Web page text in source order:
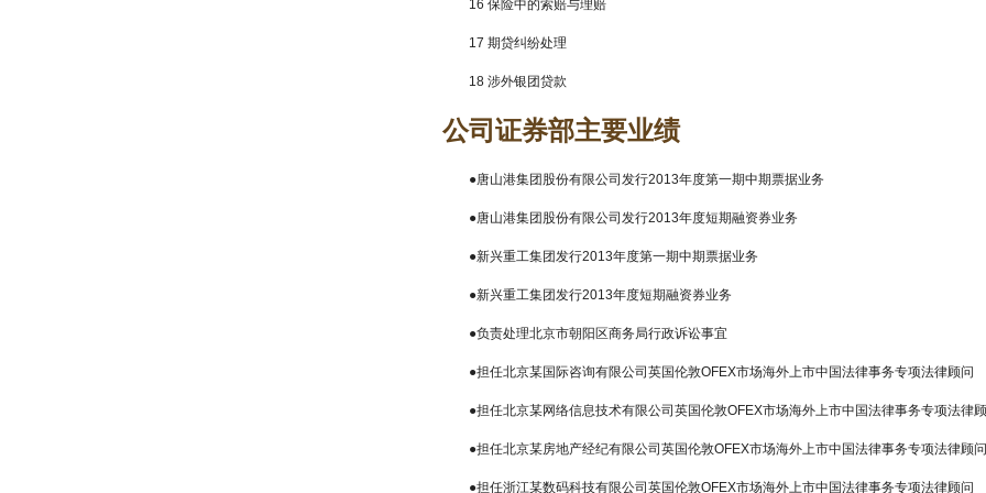
16 保险中的索赔与理赔
17 期贷纠纷处理
18 涉外银团贷款
公司证券部主要业绩
●唐山港集团股份有限公司发行2013年度第一期中期票据业务
●唐山港集团股份有限公司发行2013年度短期融资券业务
●新兴重工集团发行2013年度第一期中期票据业务
●新兴重工集团发行2013年度短期融资券业务
●负责处理北京市朝阳区商务局行政诉讼事宜
●担任北京某国际咨询有限公司英国伦敦OFEX市场海外上市中国法律事务专项法律顾问
●担任北京某网络信息技术有限公司英国伦敦OFEX市场海外上市中国法律事务专项法律
●担任北京某房地产经纪有限公司英国伦敦OFEX市场海外上市中国法律事务专项法律顾问
●担任浙江某数码科技有限公司英国伦敦OFEX市场海外上市中国法律事务专项法律顾问